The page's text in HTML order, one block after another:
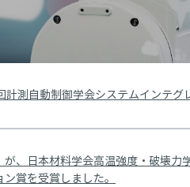
測自動制御学会システムインテ
、日本材料学会高温強度・破壊力
賞を受賞しました。